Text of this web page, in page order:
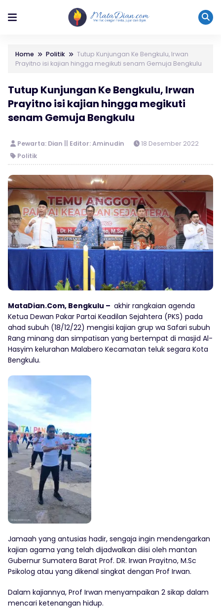
Home Politik
Tutup Kunjungan Ke Bengkulu, Irwan
Prayitno isi kajian hingga megikuti senam Gemuja Bengkulu
Tutup Kunjungan Ke Bengkulu, Irwan
Prayitno isi kajian hingga megikuti
senam Gemuja Bengkulu
Pewarta: Dian || Editor: Aminudin
18 Desember 2022
Politik
MataDian.Com, Bengkulu – akhir rangkaian agenda
Ketua Dewan Pakar Partai Keadilan Sejahtera (PKS) pada
ahad subuh (18/12/22) mengisi kajian grup wa Safari subuh
Rang minang dan simpatisan yang bertempat di masjid Al-
Hasyim kelurahan Malabero Kecamatan teluk segara Kota
Bengkulu.
Jamaah yang antusias hadir, sengaja ingin mendengarkan
kajian agama yang telah dijadwalkan diisi oleh mantan
Gubernur Sumatera Barat Prof. DR. Irwan Prayitno, M.Sc
Psikolog atau yang dikenal singkat dengan Prof Irwan.
Dalam kajiannya, Prof Irwan menyampaikan 2 sikap dalam
mencari ketenangan hidup.